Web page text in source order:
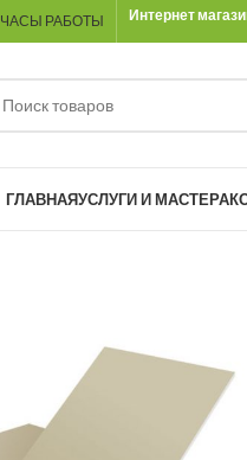
ЧАСЫ РАБОТЫ Интернет
ГЛАВНАЯУСЛУГИ И МАСТЕРА